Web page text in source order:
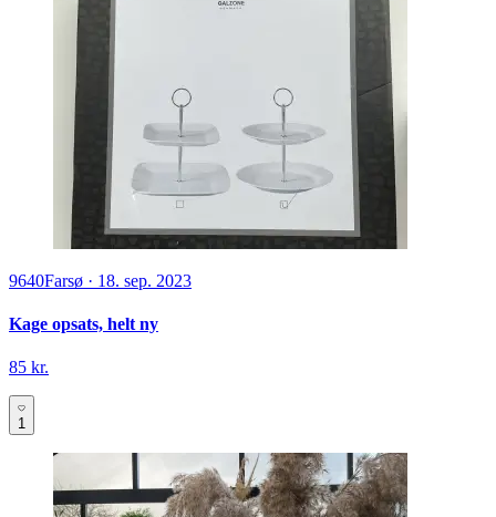
9640Farsø · 18. sep. 2023
Kage opsats, helt ny
85 kr.
1